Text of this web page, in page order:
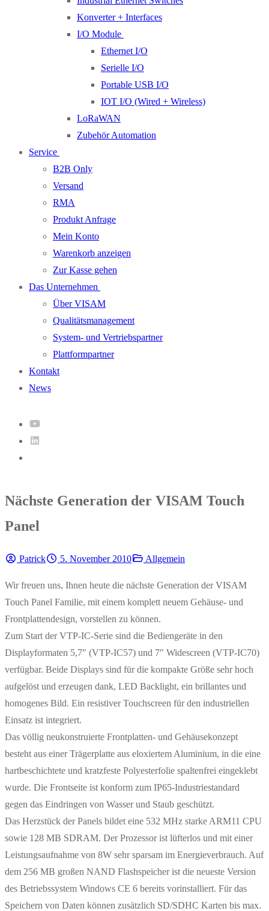
Konverter + Interfaces
I/O Module
Ethernet I/O
Serielle I/O
Portable USB I/O
IOT I/O (Wired + Wireless)
LoRaWAN
Zubehör Automation
Service
B2B Only
Versand
RMA
Produkt Anfrage
Mein Konto
Warenkorb anzeigen
Zur Kasse gehen
Das Unternehmen
Über VISAM
Qualitätsmanagement
System- und Vertriebspartner
Plattformpartner
Kontakt
News
Nächste Generation der VISAM Touch
Panel
Patrick 5. November 2010 Allgemein
Wir freuen uns, Ihnen heute die nächste Generation der VISAM
Touch Panel Familie, mit einem komplett neuem Gehäuse- und
Frontplattendesign, vorstellen zu können.
Zum Start der VTP-IC-Serie sind die Bediengeräte in den
Displayformaten 5,7″ (VTP-IC57) und 7″ Widescreen (VTP-IC70)
verfügbar. Beide Displays sind für die kompakte Größe sehr hoch
aufgelöst und erzeugen dank, LED Backlight, ein brillantes und
homogenes Bild. Ein resistiver Touchscreen für den industriellen
Einsatz ist integriert.
Das völlig neukonstruierte Frontplatten- und Gehäusekonzept
besteht aus einer Trägerplatte aus eloxiertem Aluminium, in die eine
hartbeschichtete und kratzfeste Polyesterfolie spaltenfrei eingeklebt
wurde. Die Frontseite ist konform zum IP65-Industriestandard
gegen das Eindringen von Wasser und Staub geschützt.
Das Herzstück der Panels bildet eine 532 MHz starke ARM11 CPU
sowie 128 MB SDRAM. Der Prozessor ist lüfterlos und mit einer
Leistungsaufnahme von 8W sehr sparsam im Energieverbrauch. Auf
dem 256 MB großen NAND Flashspeicher ist die neueste Version
des Betriebssystem Windows CE 6 bereits vorinstalliert. Für das
Speichern von Daten können zusätzlich SD/SDHC Karten bis max.